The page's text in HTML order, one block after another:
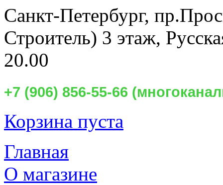
Санкт-Петербург,
Строитель) 3 этаж,
20.00
+7 (906) 856-55-66
Корзина пуста
Главная
О магазине